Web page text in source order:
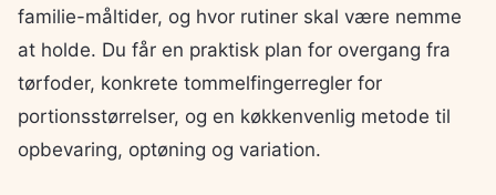
familie-måltider, og hvor rutiner skal være nemme
at holde. Du får en praktisk plan for overgang fra
tørfoder, konkrete tommelfingerregler for
portionsstørrelser, og en køkkenvenlig metode til
opbevaring, optøning og variation.